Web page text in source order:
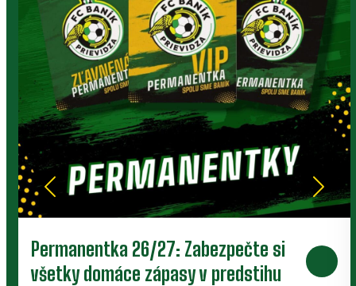
Prievidza postúpila do 2. kola pohára.
V Kanianke rozhodol z penalty v